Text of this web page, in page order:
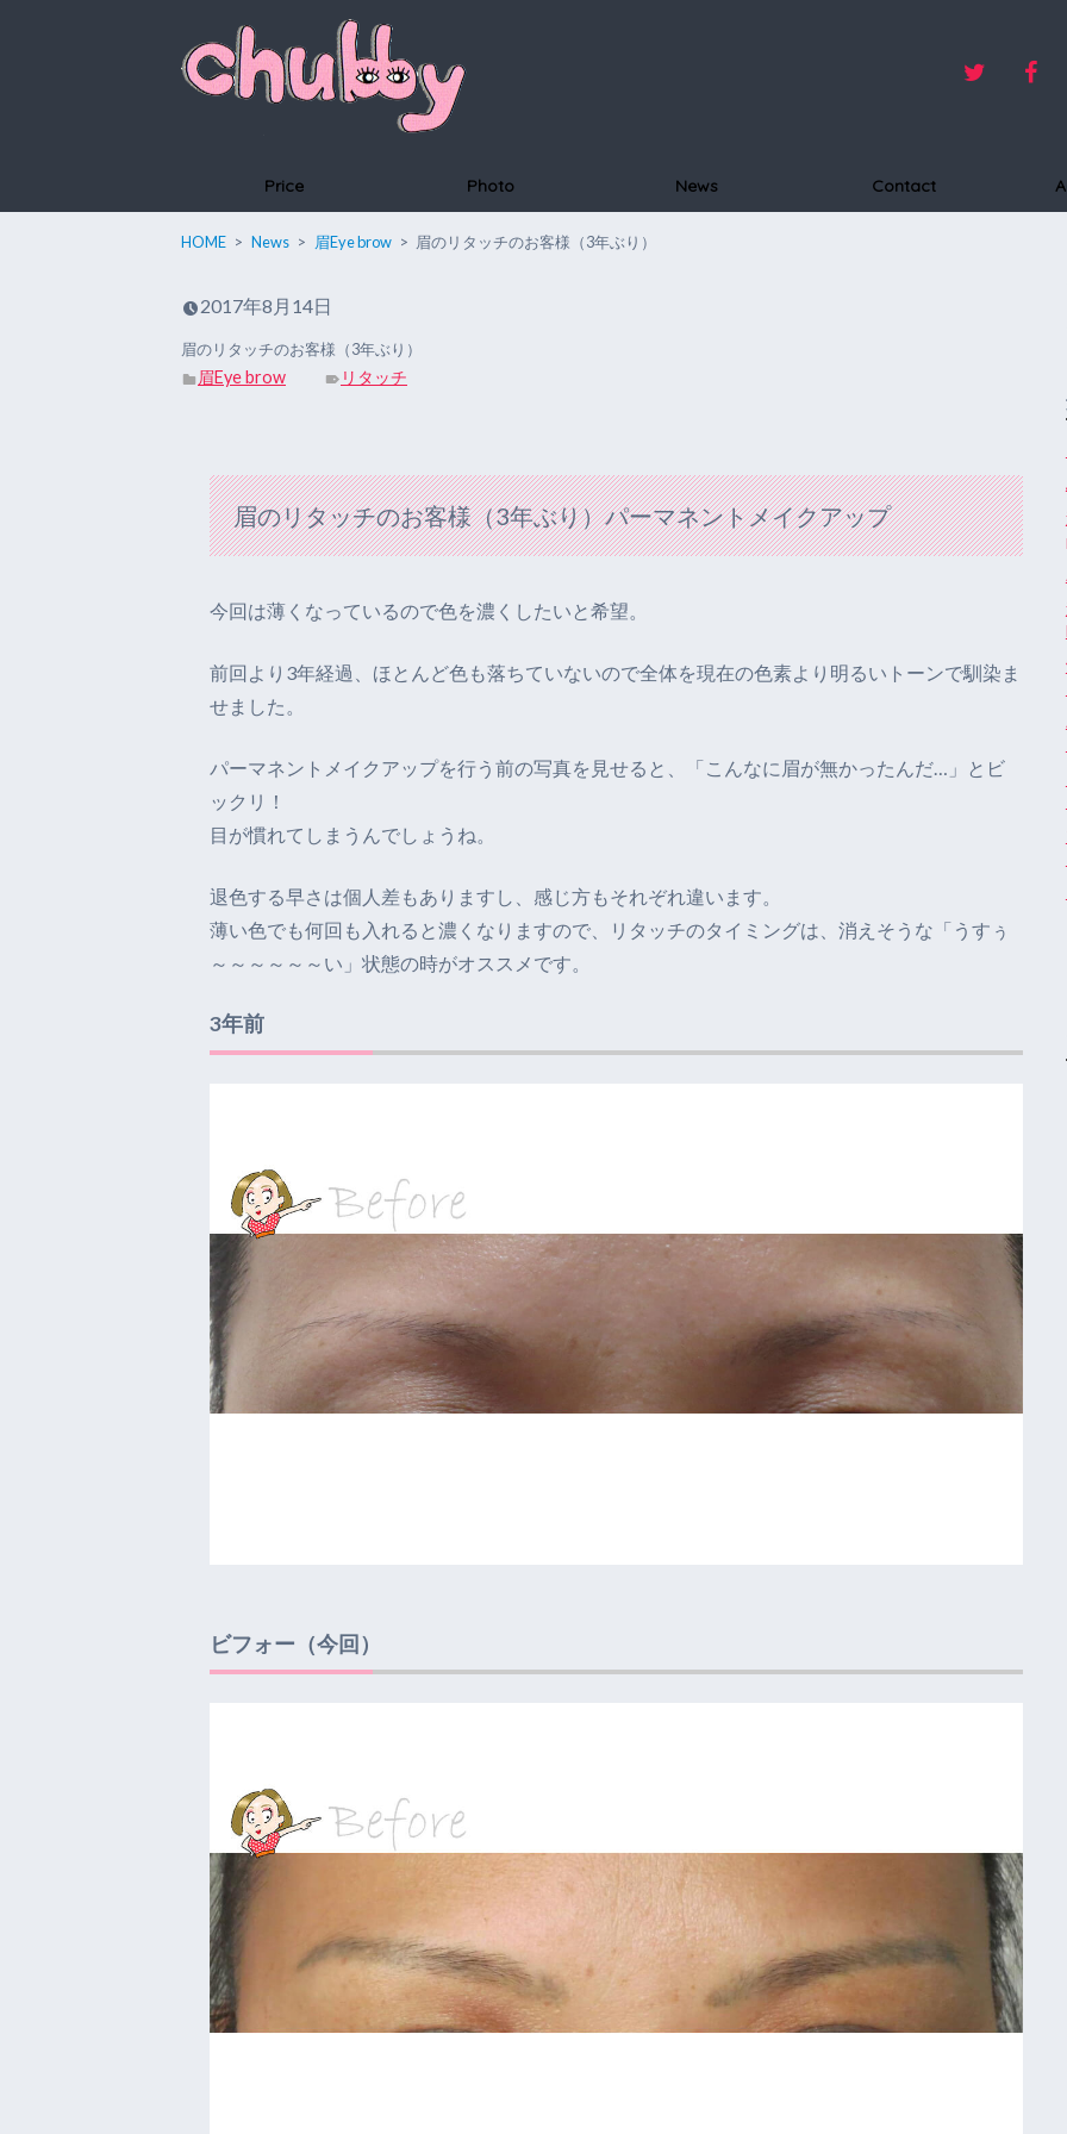
Price Photo News Contact
HOME News 眉Eye brow 眉のリタッチのお客様（3年ぶり）
2017年8月14日
眉のリタッチのお客様（3年ぶり）
眉Eye brow リタッチ
眉のリタッチのお客様（3年ぶり）パーマネントメイクアップ
今回は薄くなっているので色を濃くしたいと希望。
前回より3年経過、ほとんど色も落ちていないので全体を現在の色素より明るいトーンで馴染ま
せました。
パーマネントメイクアップを行う前の写真を見せると、「こんなに眉が無かったんだ…」とビ
ックリ！
目が慣れてしまうんでしょうね。
退色する早さは個人差もありますし、感じ方もそれぞれ違います。
薄い色でも何回も入れると濃くなりますので、リタッチのタイミングは、消えそうな「うすぅ
～～～～～～い」状態の時がオススメです。
3年前
ビフォー（今回）